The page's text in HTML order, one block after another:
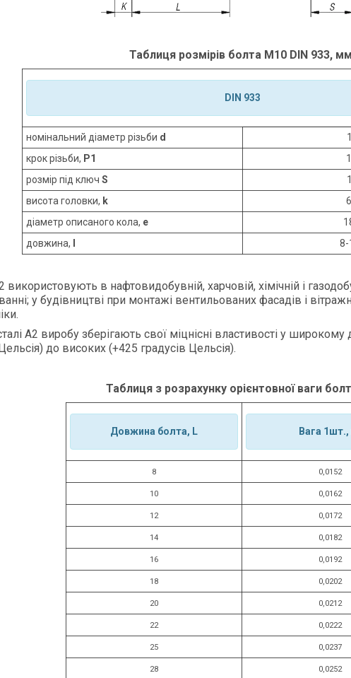
Таблиця розмірів болта М10 DIN 933,
DIN 933
номінальний діаметр різьби d
крок різьби, P1
розмір під ключ S
висота головки, k
діаметр описаного кола, e
довжина,
8-
використовують в нафтовидобувній, харчовій, хімічній і
у будівництві при монтажі вентильованих фасадів і
А2 виробу зберігають свої міцнісні властивості у широкому
до високих (+425 градусів Цельсія).
Таблиця з розрахунку орієнтовної ваги
Довжина болта, L Вага 1шт.,
8 0,0152
10 0,0162
12 0,0172
14 0,0182
16 0,0192
18 0,0202
20 0,0212
22 0,0222
25 0,0237
28 0,0252